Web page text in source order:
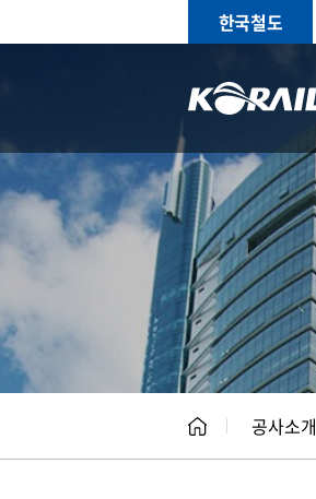
한국철도
CEO
공사소개